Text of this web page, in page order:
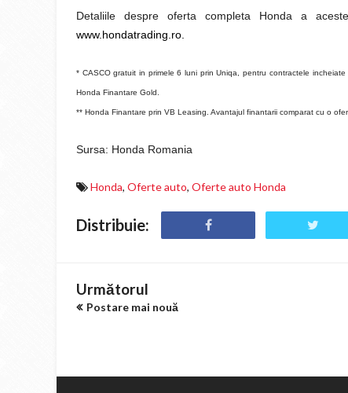
Detaliile despre oferta completa Honda a
www.hondatrading.ro.
* CASCO gratuit in primele 6 luni prin Uniqa, pentru contractele
Honda Finantare Gold.
** Honda Finantare prin VB Leasing. Avantajul finantarii comparat cu o
Sursa: Honda Romania
Honda, Oferte auto, Oferte auto Honda
Distribuie:
Următorul
Postare mai nouă